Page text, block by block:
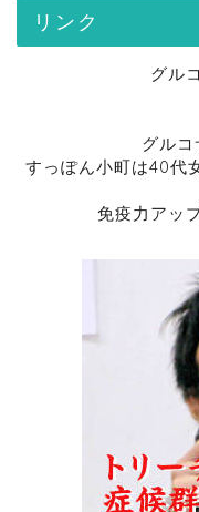
リンク
グル
グルコ
すっぽん小町は40代
免疫力アッ